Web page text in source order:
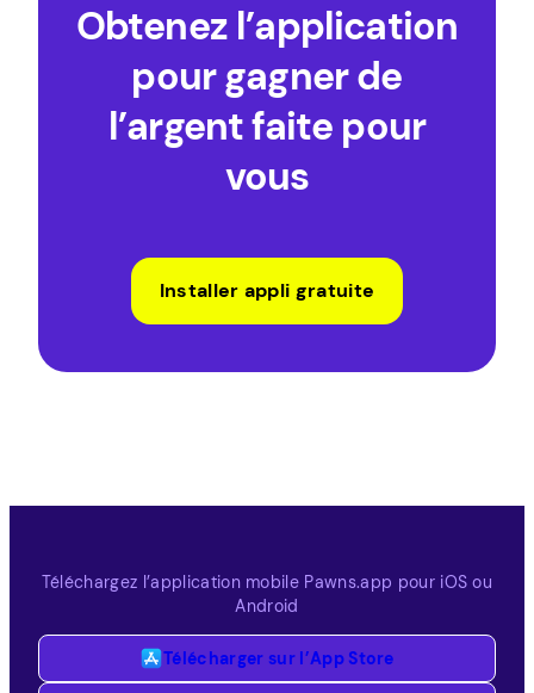
Obtenez l’application
pour gagner de
l’argent faite pour
vous
Installer appli gratuite
Téléchargez l’application mobile Pawns.app pour iOS ou
Android
Télécharger sur l’App Store